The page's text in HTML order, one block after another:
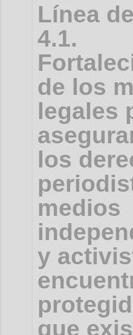
Línea
4.1.
de los
legales
los
medios
y
que